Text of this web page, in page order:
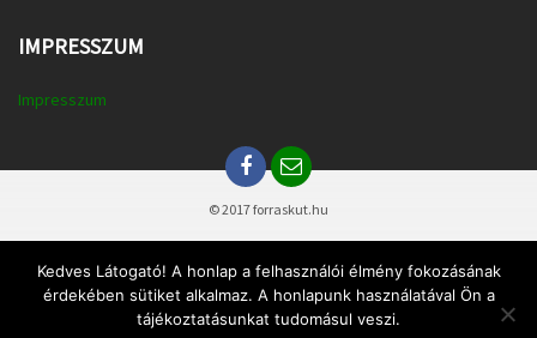
IMPRESSZUM
Impresszum
© 2017 forraskut.hu
Kedves Látogató! A honlap a felhasználói élmény fokozásának
érdekében sütiket alkalmaz. A honlapunk használatával Ön a
tájékoztatásunkat tudomásul veszi.